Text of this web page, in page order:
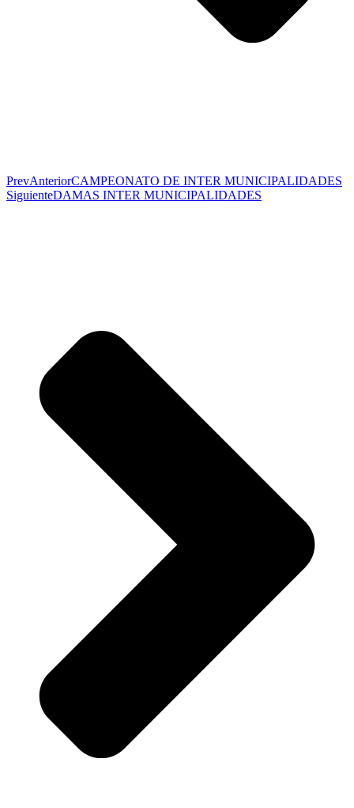
PrevAnteriorCAMPEONATO DE INTER MUNICIPALIDADES
SiguienteDAMAS INTER MUNICIPALIDADES